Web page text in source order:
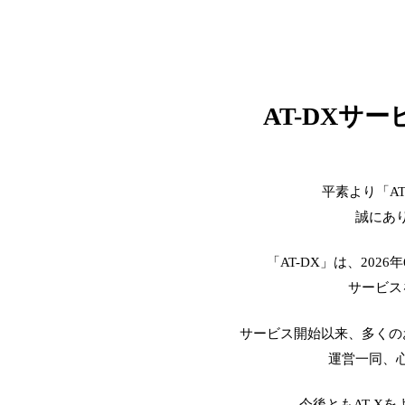
AT-DXサー
平素より「
誠にあ
「AT-DX」は、2026
サービ
サービス開始以来、多く
運営一同、